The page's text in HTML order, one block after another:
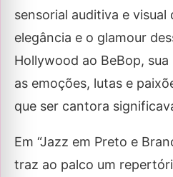
sensorial auditiva e visual
elegância e o glamour
Hollywood ao BeBop,
as emoções, lutas e
que ser cantora
Em “Jazz em Preto e
traz ao palco um